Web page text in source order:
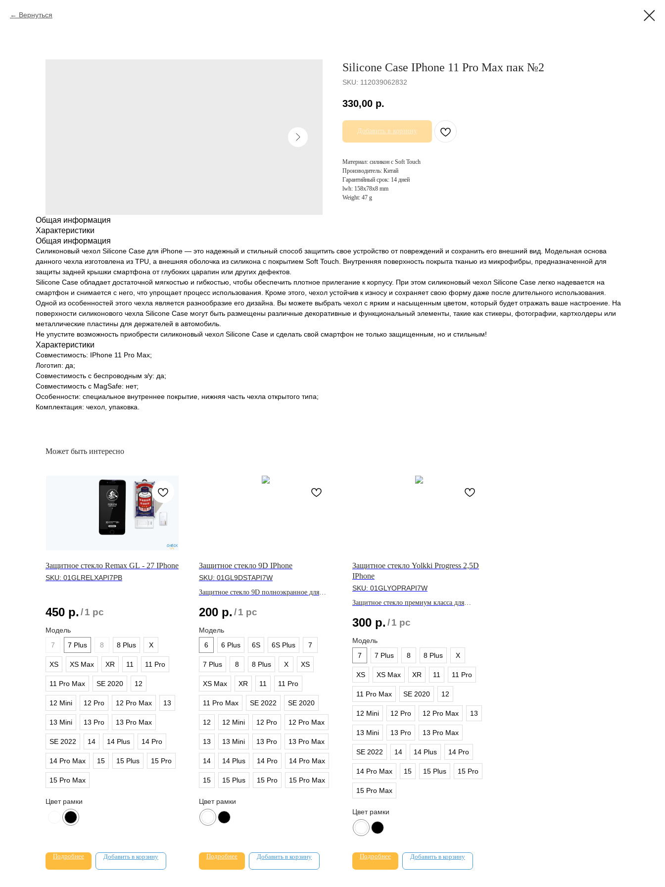
Вернуться
Silicone Case IPhone 11 Pro Max пак №2
SKU: 112039062832
330,00 р.
Добавить в корзину
Материал: силикон с Soft Touch
Производитель: Китай
Гарантийный срок: 14 дней
lwh: 158x78x8 mm
Weight: 47 g
Общая информация
Характеристики
Общая информация
Силиконовый чехол Silicone Case для iPhone — это надежный и стильный способ защитить свое устройство от повреждений и сохранить его внешний вид. Модельная основа
данного чехла изготовлена из TPU, а внешняя оболочка из силикона с покрытием Soft Touch. Внутренняя поверхность покрыта тканью из микрофибры, предназначенной для
защиты задней крышки смартфона от глубоких царапин или других дефектов.
Silicone Case обладает достаточной мягкостью и гибкостью, чтобы обеспечить плотное прилегание к корпусу. При этом силиконовый чехол Silicone Case легко надевается на
смартфон и снимается с него, что упрощает процесс использования. Кроме этого, чехол устойчив к износу и сохраняет свою форму даже после длительного использования.
Одной из особенностей этого чехла является разнообразие его дизайна. Вы можете выбрать чехол с ярким и насыщенным цветом, который будет отражать ваше настроение. На
поверхности силиконового чехла Silicone Case могут быть размещены различные декоративные и функциональный элементы, такие как стикеры, фотографии, картхолдеры или
металлические пластины для держателей в автомобиль.
Не упустите возможность приобрести силиконовый чехол Silicone Case и сделать свой смартфон не только защищенным, но и стильным!
Характеристики
Совместимость: IPhone 11 Pro Max;
Логотип: да;
Совместимость с беспроводным з/у: да;
Совместимость с MagSafe: нет;
Особенности: специальное внутреннее покрытие, нижняя часть чехла открытого типа;
Комплектация: чехол, упаковка.
Может быть интересно
Защитное стекло Remax GL - 27 IPhone
SKU: 01GLRELXAPI7PB
450 р. /1 pc
Модель
7
7 Plus 8 8 Plus X
XS XS Max XR 11 11 Pro
11 Pro Max SE 2020 12
12 Mini 12 Pro 12 Pro Max 13
13 Mini 13 Pro 13 Pro Max
SE 2022 14 14 Plus 14 Pro
14 Pro Max 15 15 Plus 15 Pro
15 Pro Max
Цвет рамки
Подробнее Добавить в корзину
Защитное стекло 9D IPhone
SKU: 01GL9DSTAPI7W
Защитное стекло 9D полноэкранное для
200 р. /1 pc
Модель
6
6 Plus 6S 6S Plus 7
7 Plus 8 8 Plus X XS
XS Max XR 11 11 Pro
11 Pro Max SE 2022 SE 2020
12 12 Mini 12 Pro 12 Pro Max
13 13 Mini 13 Pro 13 Pro Max
14 14 Plus 14 Pro 14 Pro Max
15 15 Plus 15 Pro 15 Pro Max
Цвет рамки
Подробнее Добавить в корзину
Защитное стекло Yolkki Progress 2,5D
IPhone
SKU: 01GLYOPRAPI7W
Защитное стекло премиум класса для
300 р. /1 pc
Модель
7
7 Plus 8 8 Plus X
XS XS Max XR 11 11 Pro
11 Pro Max SE 2020 12
12 Mini 12 Pro 12 Pro Max 13
13 Mini 13 Pro 13 Pro Max
SE 2022 14 14 Plus 14 Pro
14 Pro Max 15 15 Plus 15 Pro
15 Pro Max
Цвет рамки
Подробнее Добавить в корзину